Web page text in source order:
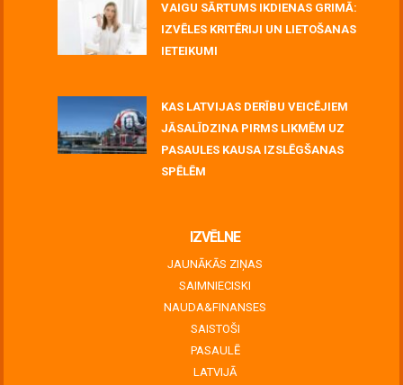
VAIGU SĀRTUMS IKDIENAS GRIMĀ:
IZVĒLES KRITĒRIJI UN LIETOŠANAS
IETEIKUMI
KAS LATVIJAS DERĪBU VEICĒJIEM
JĀSALĪDZINA PIRMS LIKMĒM UZ
PASAULES KAUSA IZSLĒGŠANAS
SPĒLĒM
IZVĒLNE
JAUNĀKĀS ZIŅAS
SAIMNIECISKI
NAUDA&FINANSES
SAISTOŠI
PASAULĒ
LATVIJĀ